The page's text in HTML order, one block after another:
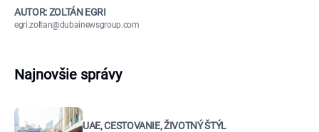
AUTOR: ZOLTÁN EGRI
egri.zoltan@dubainewsgroup.com
Najnovšie správy
UAE, CESTOVANIE, ŽIVOTNÝ ŠTÝL